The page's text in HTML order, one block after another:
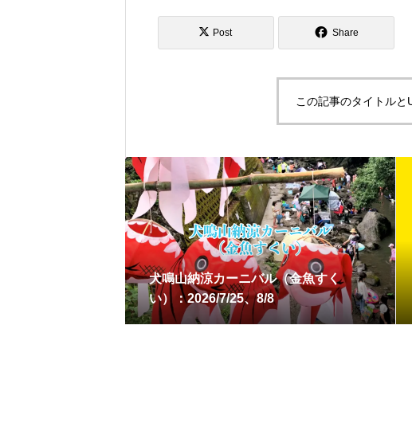
Post Share
この記事のタイトルと
犬鳴山納涼カーニバル（金魚すく
い）：2026/7/25、8/8